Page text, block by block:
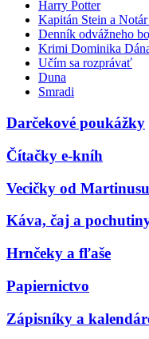
Harry Potter
Kapitán Stein a
Denník odvážneho
Krimi Dominika
Učím sa rozprávať
Duna
Smradi
Darčekové poukážky
Čítačky e-kníh
Vecičky od Martinusu
Káva, čaj a
Hrnčeky a fľaše
Papiernictvo
Zápisníky a